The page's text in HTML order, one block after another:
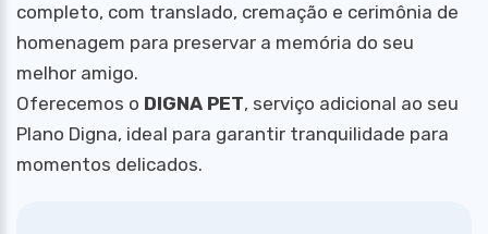
completo, com translado, cremação e cerimônia de
homenagem para preservar a memória do seu
melhor amigo.
Oferecemos o DIGNA PET, serviço adicional ao seu
Plano Digna, ideal para garantir tranquilidade para
momentos delicados.